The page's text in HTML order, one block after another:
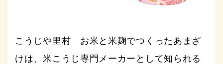
こうじや里村 お米と米麹でつくったあまざ
けは、米こうじ専門メーカーとして知られる